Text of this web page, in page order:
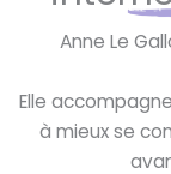
Anne Le
Elle
à mieux se